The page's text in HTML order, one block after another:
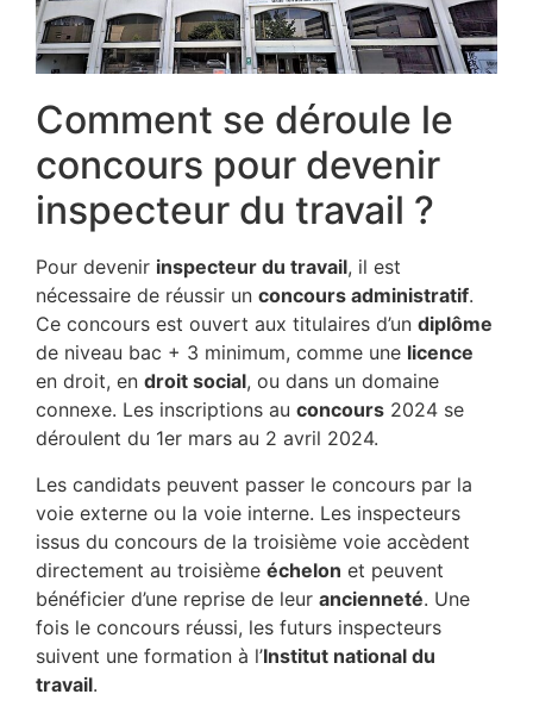
Comment se déroule le
concours pour devenir
inspecteur du travail ?
Pour devenir inspecteur du travail, il est
nécessaire de réussir un concours administratif.
Ce concours est ouvert aux titulaires d’un diplôme
de niveau bac + 3 minimum, comme une licence
en droit, en droit social, ou dans un domaine
connexe. Les inscriptions au concours 2024 se
déroulent du 1er mars au 2 avril 2024.
Les candidats peuvent passer le concours par la
voie externe ou la voie interne. Les inspecteurs
issus du concours de la troisième voie accèdent
directement au troisième échelon et peuvent
bénéficier d’une reprise de leur ancienneté. Une
fois le concours réussi, les futurs inspecteurs
suivent une formation à l’Institut national du
travail.